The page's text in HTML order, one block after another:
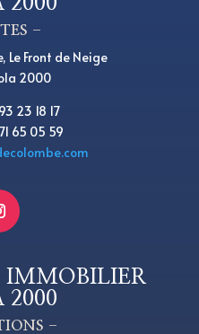
–
Le Front de Neige
2000
23 18 17
65 05 59
IMMOBILIER
2000
–